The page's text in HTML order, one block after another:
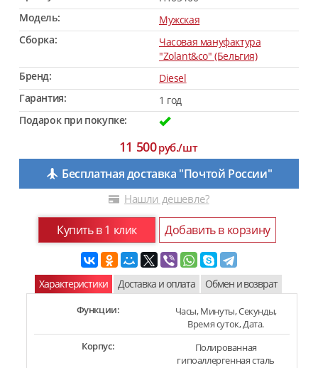
Модель:
Мужская
Сборка:
Часовая мануфактура
"Zolant&co" (Бельгия)
Бренд:
Diesel
Гарантия:
1 год
Подарок при покупке:
11 500руб./шт
Бесплатная доставка "Почтой России"
Нашли дешевле?
Купить в 1 клик Добавить в корзину
Характеристики Доставка и оплата Обмен и возврат
Функции:
Часы, Минуты, Секунды,
Время суток, Дата.
Корпус:
Полированная
гипоаллергенная сталь